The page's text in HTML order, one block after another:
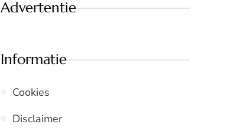
Advertentie
Informatie
Cookies
Disclaimer